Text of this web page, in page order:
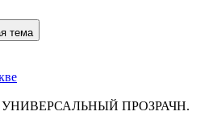
тема
ПРОЗРАЧН.